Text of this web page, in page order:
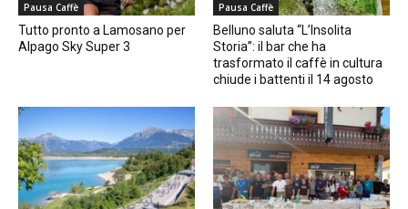
Pausa Caffè
Tutto pronto a Lamosano per
Alpago Sky Super 3
Pausa Caffè
Belluno saluta “L’Insolita
Storia”: il bar che ha
trasformato il caffè in cultura
chiude i battenti il 14 agosto